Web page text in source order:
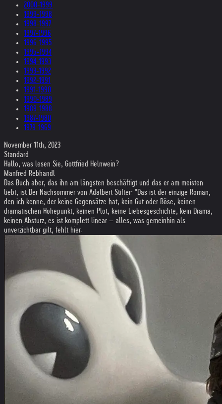
2000-1999
1999-1998
1998-1997
1997-1996
1996-1995
1995-1994
1994-1993
1993-1992
1992-1991
1991-1990
1990-1989
1989-1988
1987-1980
1979-1969
November 11th, 2023
Standard
Hallo, was lesen Sie, Gottfried Helnwein?
Manfred Rebhandl
Das Buch aber, das ihn am längsten beschäftigt und das er am meisten
liebt, ist Der Nachsommer von Adalbert Stifter: "Das ist der einzige Roman,
den ich kenne, der keine Gegensätze hat, kein Gut oder Böse, keinen
dramatischen Höhepunkt, keinen Plot, keine Liebesgeschichte, kein Drama,
keinen Absturz, es ist komplett linear – alles, was gemeinhin als
unverzichtbar gilt, fehlt hier.